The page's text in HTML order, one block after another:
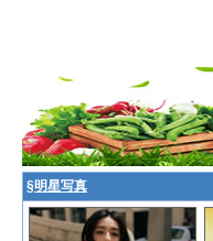
§明星写真